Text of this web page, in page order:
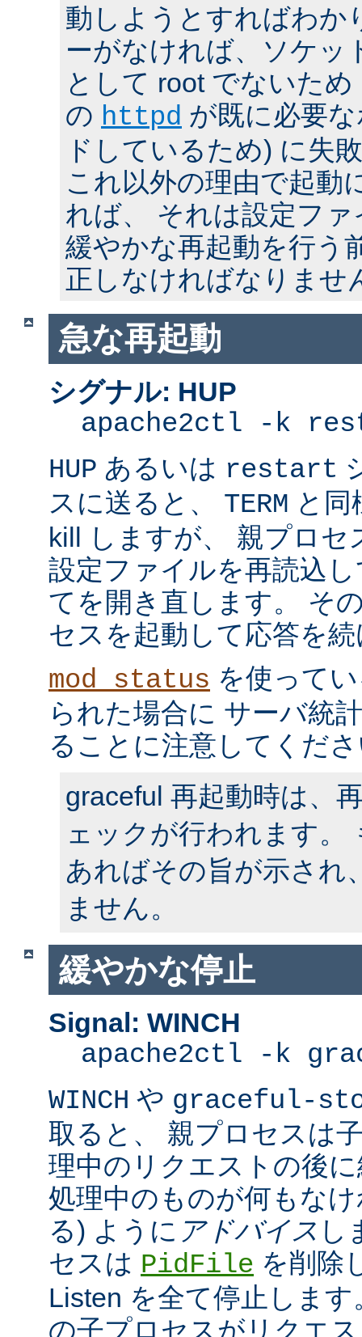
動しようとすればわか
ーがなければ、ソケッ
として root でないた
の httpd が既に必要
ドしているため) に失
これ以外の理由で起動
れば、 それは設定フ
緩やかな再起動を行う
正しなければなりませ
急な再起動
シグナル: HUP
apache2ctl -k
HUP あるいは restart
スに送ると、 TERM と
kill しますが、 親プロセ
設定ファイルを再読込
てを開き直します。 そ
セスを起動して応答を
mod_status を使って
られた場合に サーバ統
ることに注意してくだ
graceful 再起動時は、
ェックが行われます。
あればその旨が示され
ません。
緩やかな停止
Signal: WINCH
apache2ctl -k
WINCH や graceful-
取ると、 親プロセスは
理中のリクエストの後
処理中のものが何もな
る) ように アドバイス し
セスは PidFile を削除
Listen を全て停止しま
の子プロセスがリクエ